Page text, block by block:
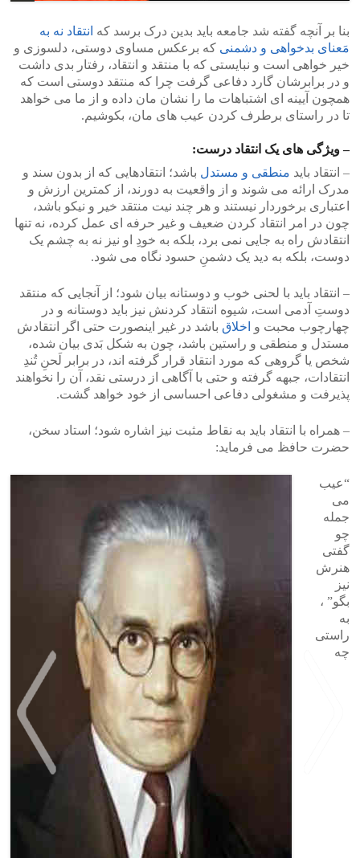
بنا بر آنچه گفته شد جامعه باید بدین درک برسد که انتقاد نه به
مَعنای بدخواهی و دشمنی که برعکس مساوی دوستی، دلسوزی و
خیر خواهی است و نبایستی که با منتقد و انتقاد، رفتار بدی داشت
و در برابرشان گارد دفاعی گرفت چرا که منتقد دوستی است که
همچون آیینه ای اشتباهات ما را نشان مان داده و از ما می خواهد
تا در راستای برطرف کردن عیب های مان، بکوشیم.
– ویژگی های یک انتقاد درست:
– انتقاد باید منطقی و مستدل باشد؛ انتقادهایی که از بدون سند و
مدرک ارائه می شوند و از واقعیت به دورند، از کمترین ارزش و
اعتباری برخوردار نیستند و هر چند نیت منتقد خیر و نیکو باشد،
چون در امر انتقاد کردن ضعیف و غیر حرفه ای عمل کرده، نه تنها
انتقادش راه به جایی نمی برد، بلکه به خودِ او نیز نه به چشم یک
دوست، بلکه به دید یک دشمنِ حسود نگاه می شود.
– انتقاد باید با لحنی خوب و دوستانه بیان شود؛ از آنجایی که منتقد
دوستِ آدمی است، شیوه انتقاد کردنش نیز باید دوستانه و در
چهارچوب محبت و اخلاق باشد در غیر اینصورت حتی اگر انتقادش
مستدل و منطقی و راستین باشد، چون به شکل بَدی بیان شده،
شخص یا گروهی که مورد انتقاد قرار گرفته اند، در برابر لَحنِ تُندِ
انتقادات، جبهه گرفته و حتی با آگاهی از درستی نقد، آن را نخواهند
پذیرفت و مشغولی دفاعی احساسی از خود خواهد گشت.
– همراه با انتقاد باید به نقاط مثبت نیز اشاره شود؛ استاد سخن،
حضرت حافظ می فرماید:
“عیب
می
جمله
چو
گفتی
هنرش
نیز
بگو” ،
به
راستی
چه